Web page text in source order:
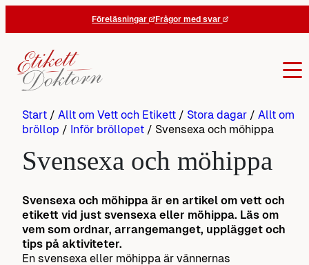
Föreläsningar Frågor med svar
Start / Allt om Vett och Etikett / Stora dagar / Allt om
bröllop / Inför bröllopet / Svensexa och möhippa
Svensexa och möhippa
Svensexa och möhippa är en artikel om vett och
etikett vid just svensexa eller möhippa. Läs om
vem som ordnar, arrangemanget, upplägget och
tips på aktiviteter.
En svensexa eller möhippa är vännernas